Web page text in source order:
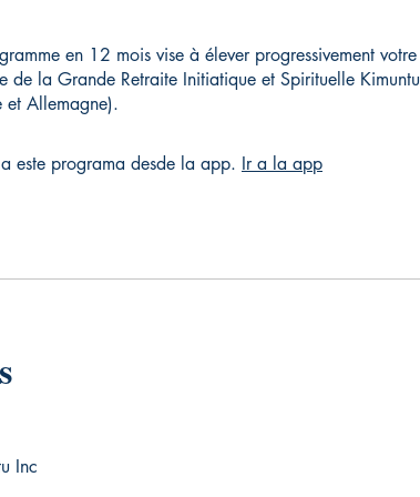
en 12 mois vise à élever progressivement
de la Grande Retraite Initiatique et Spirituelle
Allemagne).
este programa desde la app. Ir a la app
Inc